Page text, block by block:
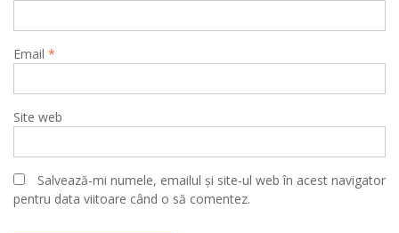
Email *
Site web
Salvează-mi numele, emailul și site-ul web în acest navigator
pentru data viitoare când o să comentez.